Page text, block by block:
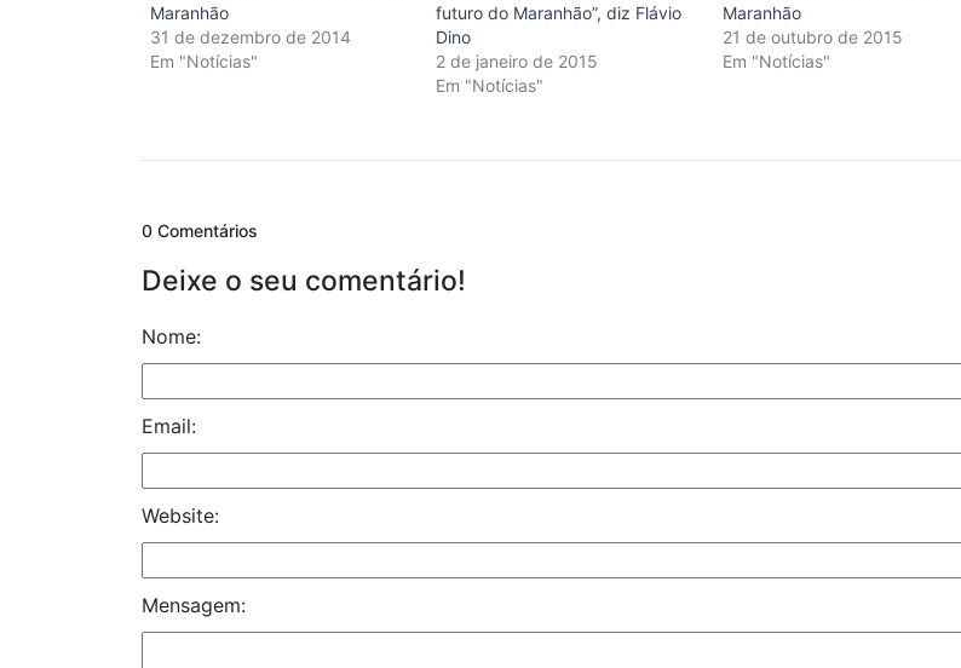
Maranhão
31 de dezembro de 2014
Em "Notícias"
futuro do Maranhão”, diz Flávio
Dino
2 de janeiro de 2015
Em "Notícias"
Maranhão
21 de outubro de 2015
Em "Notícias"
0 Comentários
Deixe o seu comentário!
Nome:
Email:
Website:
Mensagem: